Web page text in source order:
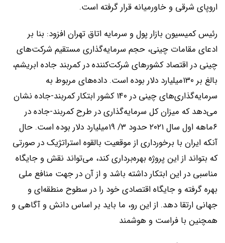
اروپای شرقی و خاورمیانه قرار گرفته است.
رئیس کمیسیون بازار پول و سرمایه اتاق تهران افزود: بنا بر
ادعای مقامات چینی، حجم سرمایه‌گذاری مستقیم شرکت‌های
چینی در اقتصاد کشورهای شرکت‌کننده در کمربند جاده ابریشم،
بالغ بر ۱۳۰میلیارد دلار بوده است. داده‌‌‌های مربوط به
‌‌‌سرمایه‌گذاری‌‌‌های چینی در ۱۴۰ کشور ابتکار کمربند-جاده نشان
‌‌‌می‌‌‌دهد که میزان کل ‌‌‌سرمایه‌گذاری در طرح کمربند-جاده در
۶ماهه اول سال ۲۰۲۱ حدود ۳/ ۱۹میلیارد دلار بوده است. حال
آنکه ایران با برخورداری از موقعیت بالقوه استراتژیک در صورتی
که بتواند از این پروژه بهره‌‌‌برداری کند، می‌تواند نقش و جایگاه
مناسبی در این ابتکار داشته باشد و از آن در جهت منافع ملی
بهره گرفته و جایگاه اقتصادی خود را در سطوح منطقه‌‌‌ای و
جهانی ارتقا دهد. از این رو، ما باید بر اساس دانش و آگاهی و
همچنین با فراست و هوشمند